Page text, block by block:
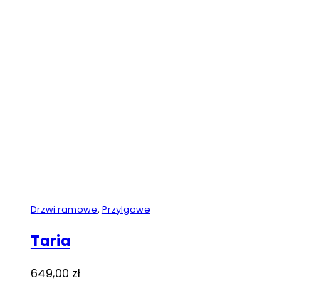
Drzwi ramowe, Przylgowe
Taria
649,00 zł